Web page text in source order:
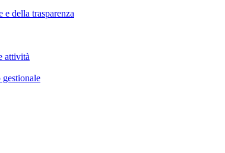
della trasparenza
attività